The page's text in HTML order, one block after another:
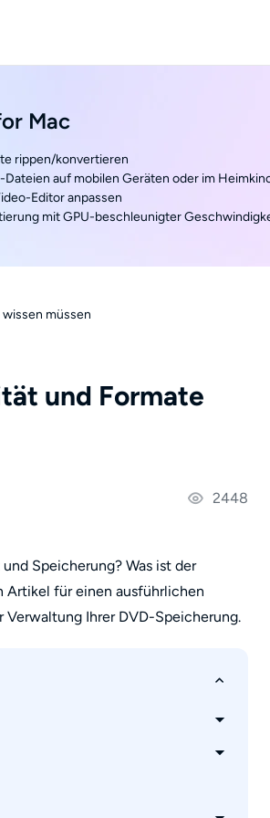
Mac
rippen/konvertieren
auf mobilen Geräten oder im
Editor anpassen
mit GPU-beschleunigter
müssen
und Formate
2448
Speicherung? Was ist der
Artikel für einen ausführlichen
Ihrer DVD-Speicherung.